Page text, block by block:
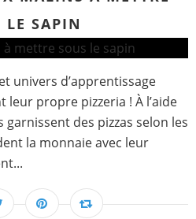
LE SAPIN
univers d’apprentissage
leur propre pizzeria ! À l’aide
garnissent des pizzas selon les
la monnaie avec leur